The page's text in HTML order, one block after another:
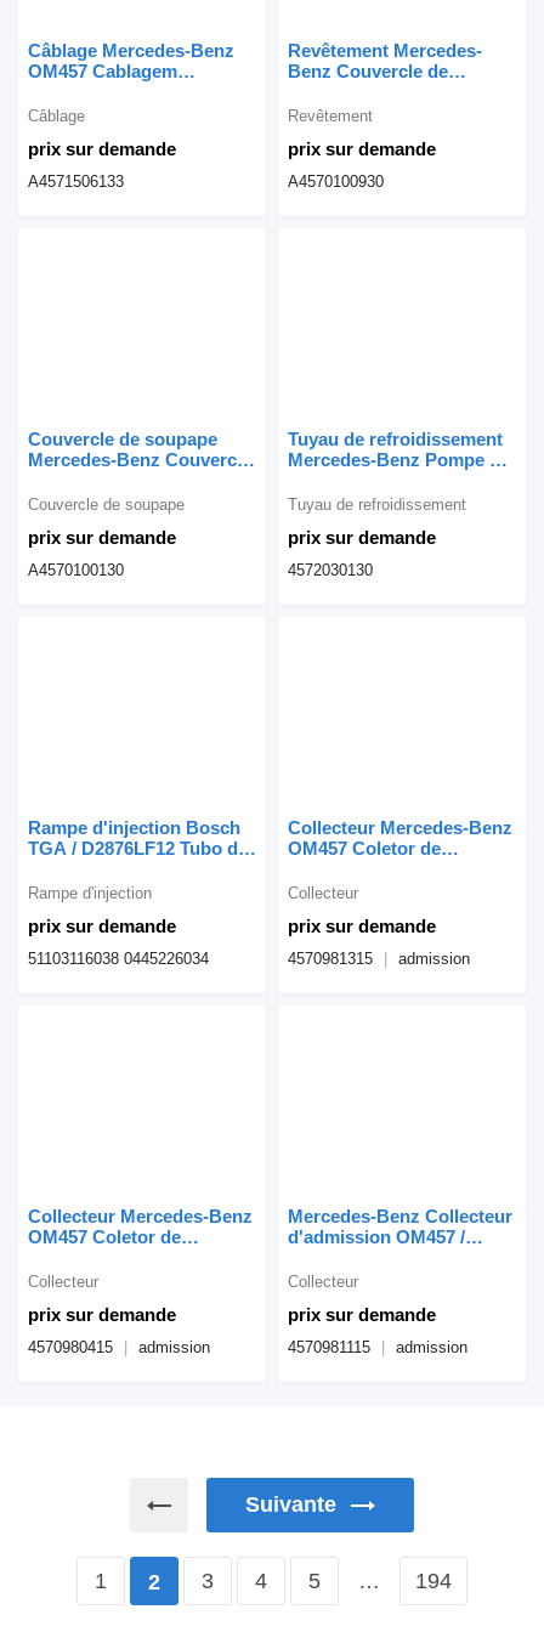
Câblage Mercedes-Benz
OM457 Cablagem
Mercedes-Benz
prix sur demande
Câblage
A4571506133
Revêtement Mercedes-
Benz Couvercle de
A4570100930 pour camion
prix sur demande
Revêtement
A4570100930
Couvercle de soupape
Mercedes-Benz Couvercle
OM460 A4570100130 pour
prix sur demande
Couvercle de soupape
A4570100130
Tuyau de refroidissement
Mercedes-Benz Pompe à
pour camion Mercedes-
prix sur demande
Tuyau de refroidissement
4572030130
Rampe d'injection Bosch
TGA / D2876LF12 Tubo de
51103116038 pour tracteur
prix sur demande
Rampe d'injection
51103116038 0445226034
Collecteur Mercedes-Benz
OM457 Coletor de
pour camion Mercedes-
prix sur demande
Collecteur
4570981315 admission
Collecteur Mercedes-Benz
OM457 Coletor de
pour camion Mercedes-
prix sur demande
Collecteur
4570980415 admission
Mercedes-Benz Collecteur
d'admission OM457 /
camion Mercedes-Benz
prix sur demande
Collecteur
4570981115 admission
Suivante
1 2 3 4 5 … 194